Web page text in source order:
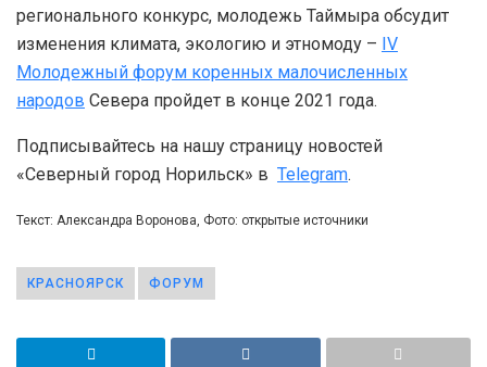
регионального конкурс, молодежь Таймыра обсудит
изменения климата, экологию и этномоду – IV
Молодежный форум коренных малочисленных
народов Севера пройдет в конце 2021 года.
Подписывайтесь на нашу страницу новостей
«Северный город Норильск» в Telegram.
Текст: Александра Воронова, Фото: открытые источники
КРАСНОЯРСК ФОРУМ